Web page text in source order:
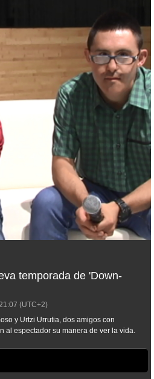
temporada de 'Down-
(UTC+2)
y Urtzi Urrutia, dos amigos con
al espectador su manera de ver la vida.